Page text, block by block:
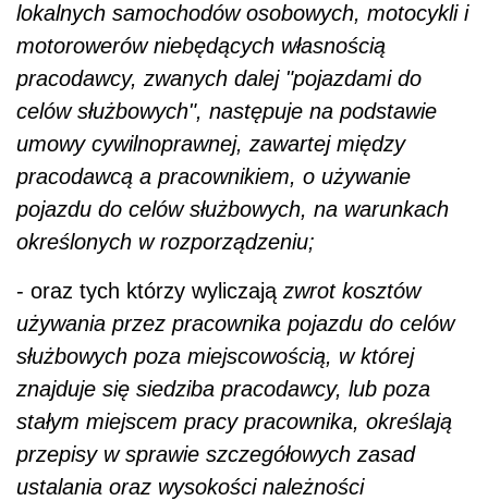
lokalnych samochodów osobowych, motocykli i
motorowerów niebędących własnością
pracodawcy, zwanych dalej "pojazdami do
celów służbowych", następuje na podstawie
umowy cywilnoprawnej, zawartej między
pracodawcą a pracownikiem, o używanie
pojazdu do celów służbowych, na warunkach
określonych w rozporządzeniu;
- oraz tych którzy wyliczają zwrot kosztów
używania przez pracownika pojazdu do celów
służbowych poza miejscowością, w której
znajduje się siedziba pracodawcy, lub poza
stałym miejscem pracy pracownika, określają
przepisy w sprawie szczegółowych zasad
ustalania oraz wysokości należności